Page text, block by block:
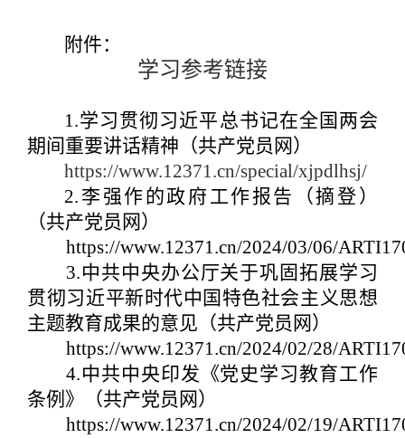
附件：
学习参考链接
1.学习贯彻习近平总书记在全国两会
期间重要讲话精神（共产党员网）
https://www.12371.cn/special/xjpdlhsj/
2. 李强作的政府工作报告（摘登）
（共产党员网）
https://www.12371.cn/2024/03/06/
3.中共中央办公厅关于巩固拓展学习
贯彻习近平新时代中国特色社会主义思想
主题教育成果的意见（共产党员网）
https://www.12371.cn/2024/02/28/
4.中共中央印发《党史学习教育工作
条例》（共产党员网）
https://www.12371.cn/2024/02/19/